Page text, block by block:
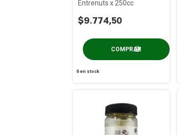
Entrenuts x 250cc
$9.774,50
6en stock